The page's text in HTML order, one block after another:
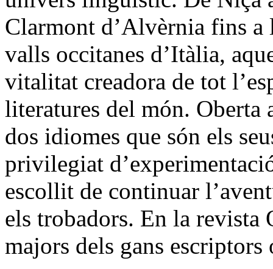
Clarmont d’Alvèrnia fins a
valls occitanes d’Itàlia,
vitalitat creadora de tot
literatures del món. Oberta
dos idiomes que són els
privilegiat
escollit de continuar
els trobadors. En la revista
majors dels gans